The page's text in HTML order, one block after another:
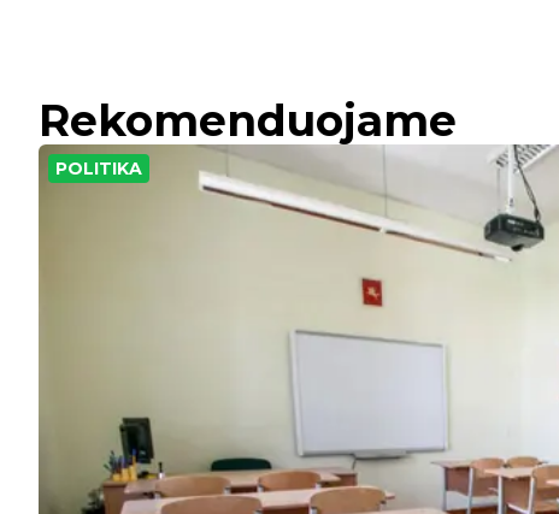
Rekomenduojame
POLITIKA